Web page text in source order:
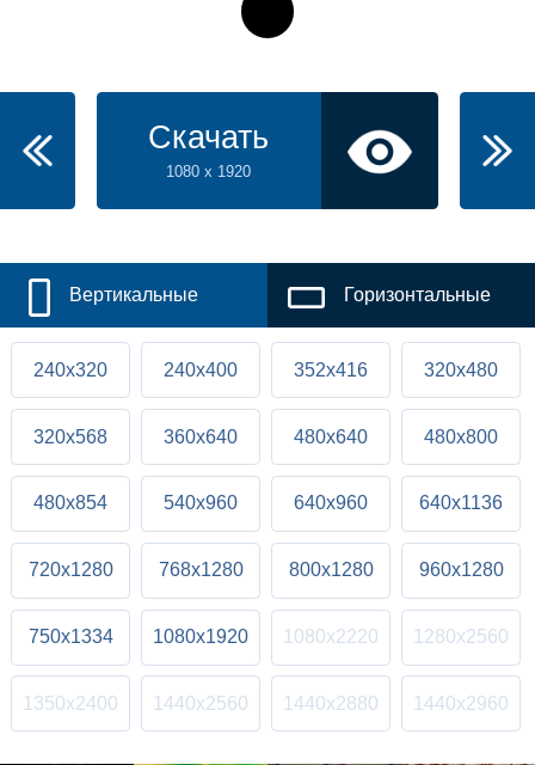
Скачать
1080 x 1920
Вертикальные Горизонтальные
240x320 240x400 352x416 320x480
320x568 360x640 480x640 480x800
480x854 540x960 640x960 640x1136
720x1280 768x1280 800x1280 960x1280
750x1334 1080x1920 1080x2220 1280x2560
1350x2400 1440x2560 1440x2880 1440x2960